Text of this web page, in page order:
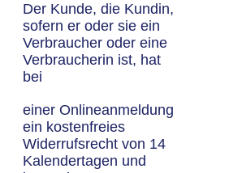
Der Kunde, die Kundin,
sofern er oder sie ein
Verbraucher oder eine
Verbraucherin ist, hat
bei
einer Onlineanmeldung
ein kostenfreies
Widerrufsrecht von 14
Kalendertagen und